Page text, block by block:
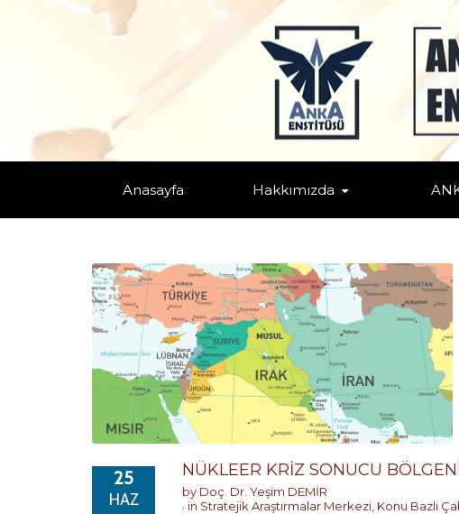
Anasayfa Hakkımızda
TAGS: "BATI ASYA"
25
HAZ
NÜKLEER KRİZ SONUCU
by Doç. Dr. Yeşim DEMİR
in Stratejik Araştırmalar Merkezi Konu Bazlı